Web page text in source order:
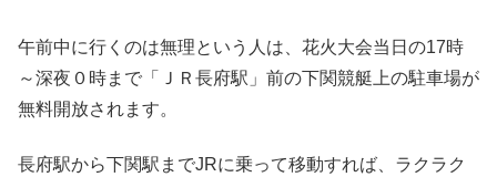
午前中に行くのは無理という人は、花火大会当日の17時
～深夜０時まで「ＪＲ長府駅」前の下関競艇上の駐車場が
無料開放されます。
長府駅から下関駅までJRに乗って移動すれば、ラクラク